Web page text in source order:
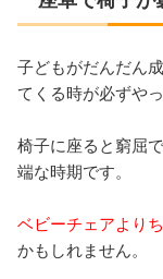
子どもがだんだん
てくる時が必ずや
椅子に座ると窮屈
端な時期です。
ベビーチェアより
かもしれません。